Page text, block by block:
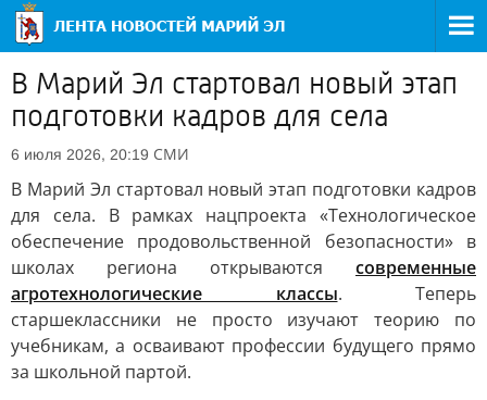
В Марий Эл стартовал новый этап
подготовки кадров для села
6 июля 2026, 20:19 СМИ
В Марий Эл стартовал новый этап подготовки кадров
для села. В рамках нацпроекта «Технологическое
обеспечение продовольственной безопасности» в
школах региона открываются современные
агротехнологические классы. Теперь
старшеклассники не просто изучают теорию по
учебникам, а осваивают профессии будущего прямо
за школьной партой.